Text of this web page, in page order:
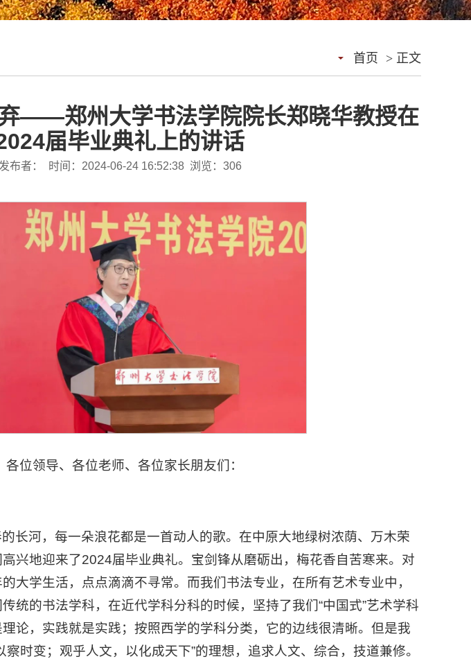
首页 > 正文
——郑州大学书法学院院长郑晓华教授在
届毕业典礼上的讲话
发布者： 时间：2024-06-24 16:52:38 浏览： 306
位领导、各位老师、各位家长朋友们：
长河，每一朵浪花都是一首动人的歌。在中原大地绿树浓荫、万木荣
兴地迎来了2024届毕业典礼。宝剑锋从磨砺出，梅花香自苦寒来。对
大学生活，点点滴滴不寻常。而我们书法专业，在所有艺术专业中，
统的书法学科，在近代学科分科的时候，坚持了我们“中国式”艺术学科
论，实践就是实践；按照西学的学科分类，它的边线很清晰。但是我
时变；观乎人文，以化成天下”的理想，追求人文、综合，技道兼修。